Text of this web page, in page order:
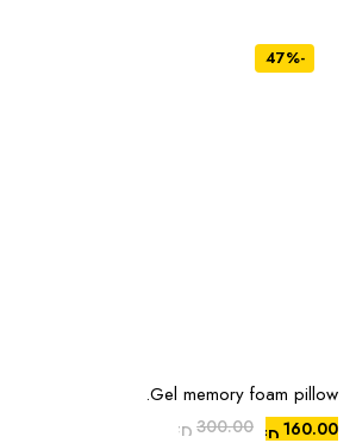
-47%
Gel memory foam pillow.
AED 300.00AED160.00